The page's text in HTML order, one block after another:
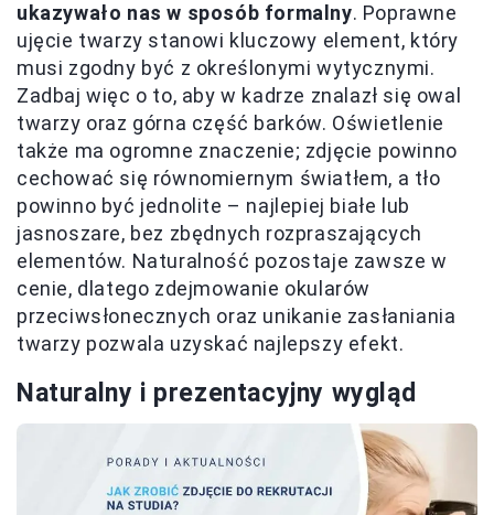
ukazywało nas w sposób formalny. Poprawne
ujęcie twarzy stanowi kluczowy element, który
musi zgodny być z określonymi wytycznymi.
Zadbaj więc o to, aby w kadrze znalazł się owal
twarzy oraz górna część barków. Oświetlenie
także ma ogromne znaczenie; zdjęcie powinno
cechować się równomiernym światłem, a tło
powinno być jednolite – najlepiej białe lub
jasnoszare, bez zbędnych rozpraszających
elementów. Naturalność pozostaje zawsze w
cenie, dlatego zdejmowanie okularów
przeciwsłonecznych oraz unikanie zasłaniania
twarzy pozwala uzyskać najlepszy efekt.
Naturalny i prezentacyjny wygląd